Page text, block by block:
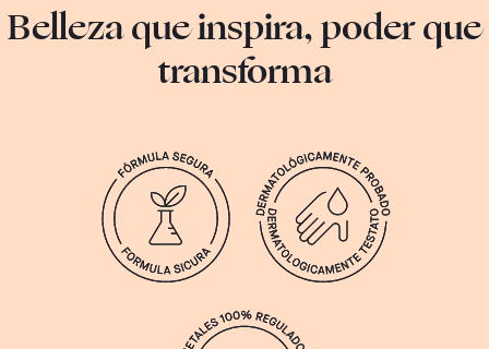
Belleza que inspira, poder que
transforma